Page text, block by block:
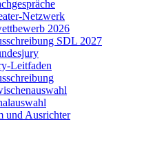
Netzwerk
2026
SDL 2027
Leitfaden
und Ausrichter